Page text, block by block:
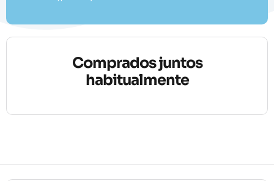
Comprados juntos
habitualmente